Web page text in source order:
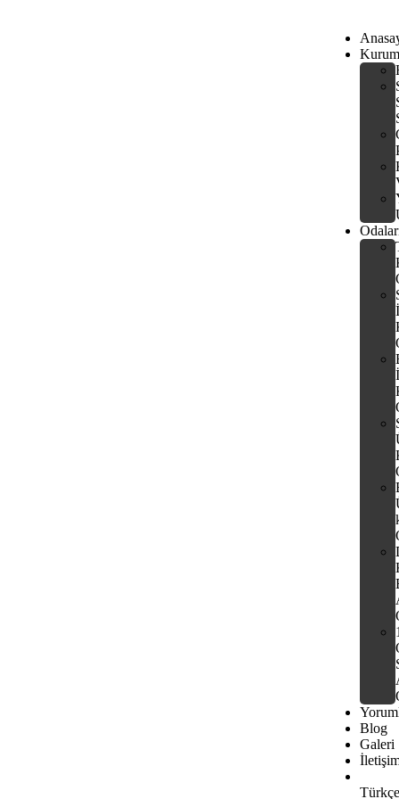
Blog
Galeri
Türkçe